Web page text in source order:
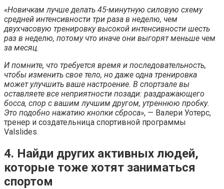
«Новичкам лучше делать 45-минутную силовую схему
средней интенсивности три раза в неделю, чем
двухчасовую тренировку высокой интенсивности шесть
раз в неделю, потому что иначе они выгорят меньше чем
за месяц.
И помните, что требуется время и последовательность,
чтобы изменить свое тело, но даже одна тренировка
может улучшить ваше настроение. В спортзале вы
оставляете все неприятности позади: раздражающего
босса, спор с вашим лучшим другом, утреннюю пробку.
Это подобно нажатию кнопки сброса», — Валери Уотерс,
тренер и создательница спортивной программы
Valslides.
4. Найди других активных людей,
которые тоже хотят заниматься
спортом